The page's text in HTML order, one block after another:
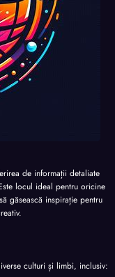
de informații detaliate
locul ideal pentru oricine
găsească inspirație pentru
culturi și limbi, inclusiv: